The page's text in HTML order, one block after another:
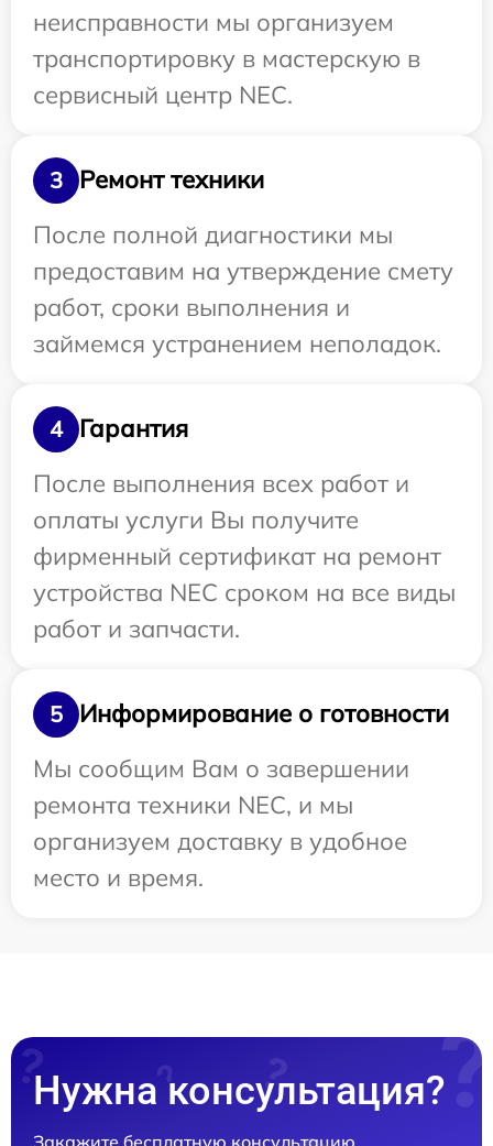
неисправности мы организуем
транспортировку в мастерскую в
сервисный центр NEC.
3
Ремонт техники
После полной диагностики мы
предоставим на утверждение смету
работ, сроки выполнения и
займемся устранением неполадок.
4
Гарантия
После выполнения всех работ и
оплаты услуги Вы получите
фирменный сертификат на ремонт
устройства NEC сроком на все виды
работ и запчасти.
5
Информирование о готовности
Мы сообщим Вам о завершении
ремонта техники NEC, и мы
организуем доставку в удобное
место и время.
Нужна консультация?
Закажите бесплатную консультацию